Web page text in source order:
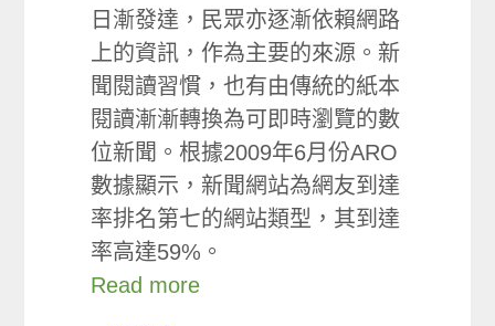
日漸發達，民眾亦逐漸依賴網路
上的資訊，作為主要的來源。新
聞閱讀習慣，也有由傳統的紙本
閱讀漸漸轉換為可即時瀏覽的數
位新聞。根據2009年6月份ARO
數據顯示，新聞網站為網友到達
率排名第七的網站類型，其到達
率高達59%。
Read more